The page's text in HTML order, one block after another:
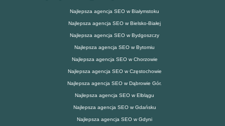
Najlepsza agencja SEO w Białymstoku
Najlepsza agencja SEO w Bielsko-Białej
Najlepsza agencja SEO w Bydgoszczy
Najlepsza agencja SEO w Bytomiu
Najlepsza agencja SEO w Chorzowie
Najlepsza agencja SEO w Częstochowie
Najlepsza agencja SEO w Dąbrowie Gór.
Najlepsza agencja SEO w Elblągu
Najlepsza agencja SEO w Gdańsku
Najlepsza agencja SEO w Gdyni